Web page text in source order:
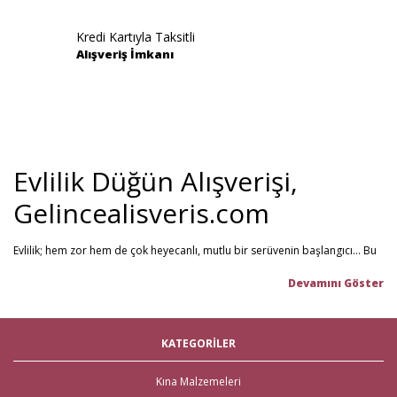
Kredi Kartıyla Taksitli
Alışveriş İmkanı
Evlilik Düğün Alışverişi,
Gelincealisveris.com
Evlilik; hem zor hem de çok heyecanlı, mutlu bir serüvenin başlangıcı... Bu
Gelince Alışveriş; 2013 senesinden beri hizmet veren ve müşteri
gelin hamamı,bekarlığa veda partisi
malzemelerigibi ürünleri tek bir mağaza üzerinden en iyi fiyat ile satın
alabilirsiniz. Bu stresli süreçte mağaza mağaza dolaşmak yerine, Gelince
KATEGORİLER
Kına Malzemeleri